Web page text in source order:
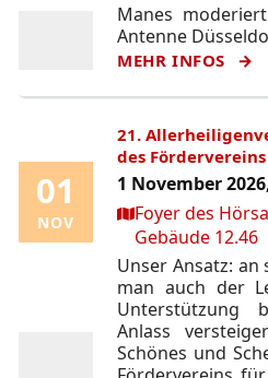
Manes
Antenne
MEHR INFOS
01
NOV
01
NOV
21.
des
1 November
Ort:Foyer des
Gebäude 12.46
Unser Ansatz:
man auch der
Unterstützung
Anlass
Schönes und